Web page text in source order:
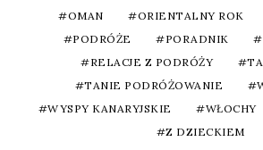
OMAN
ORIENTALNY ROK
PODRÓŻE
PORADNIK
RELACJE Z PODRÓŻY
TANIE PODRÓŻOWANIE
WYSPY KANARYJSKIE
WŁOCHY
Z DZIECKIEM